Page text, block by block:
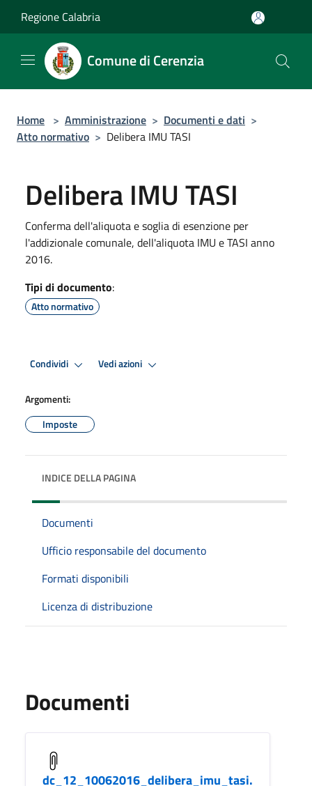
Regione Calabria
Comune di Cerenzia
Home > Amministrazione > Documenti e dati >
Atto normativo > Delibera IMU TASI
Delibera IMU TASI
Conferma dell'aliquota e soglia di esenzione per
l'addizionale comunale, dell'aliquota IMU e TASI anno
2016.
Tipi di documento:
Atto normativo
Condividi Vedi azioni
Argomenti:
Imposte
INDICE DELLA PAGINA
Documenti
Ufficio responsabile del documento
Formati disponibili
Licenza di distribuzione
Documenti
dc_12_10062016_delibera_imu_tasi.